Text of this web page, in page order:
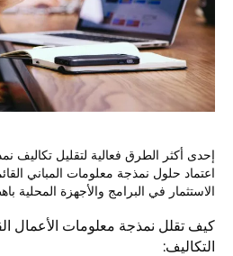
إحدى أكثر الطرق فعالية لتقليل تكاليف
اعتماد حلول نمذجة معلومات المباني
الاستثمار في البرامج والأجهزة المحلية
كيف تقلل نمذجة معلومات الأعمال
التكاليف: